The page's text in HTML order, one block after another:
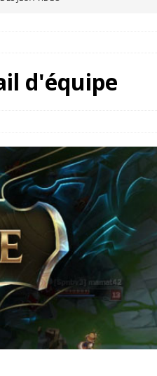
DES JEUX VIDÉO
est votre imagination !
ACTU DES JEUX VIDÉO
d'équipe